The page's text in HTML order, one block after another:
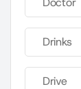
Drinks
Drive